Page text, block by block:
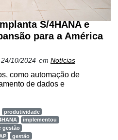
S/4HANA e
para a América
24/10/2024 em Notícias
como automação de
de dados e
produtividade
implementou
gestão
gestão